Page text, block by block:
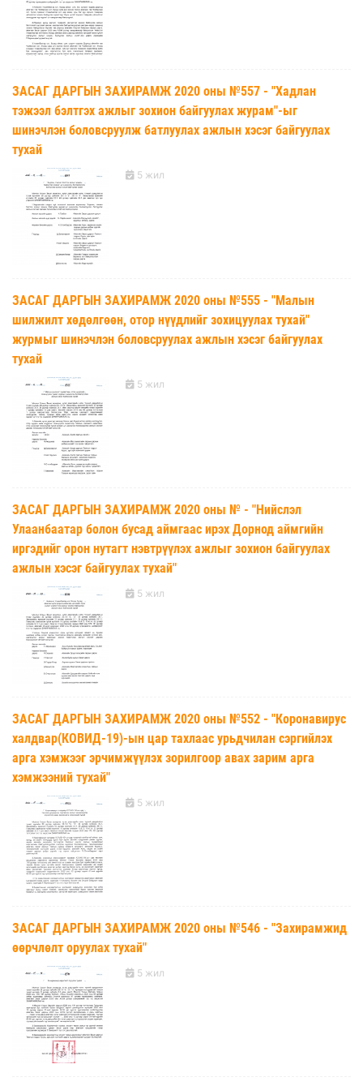
ЗАСАГ ДАРГЫН ЗАХИРАМЖ 2020 оны №557 - "Хадлан
тэжээл бэлтгэх ажлыг зохион байгуулах журам"-ыг
шинэчлэн боловсруулж батлуулах ажлын хэсэг байгуулах
тухай
5 жил
ЗАСАГ ДАРГЫН ЗАХИРАМЖ 2020 оны №555 - "Малын
шилжилт хөдөлгөөн, отор нүүдлийг зохицуулах тухай"
журмыг шинэчлэн боловсруулах ажлын хэсэг байгуулах
тухай
5 жил
ЗАСАГ ДАРГЫН ЗАХИРАМЖ 2020 оны № - "Нийслэл
Улаанбаатар болон бусад аймгаас ирэх Дорнод аймгийн
иргэдийг орон нутагт нэвтрүүлэх ажлыг зохион байгуулах
ажлын хэсэг байгуулах тухай"
5 жил
ЗАСАГ ДАРГЫН ЗАХИРАМЖ 2020 оны №552 - "Коронавирус
халдвар(КОВИД-19)-ын цар тахлаас урьдчилан сэргийлэх
арга хэмжээг эрчимжүүлэх зорилгоор авах зарим арга
хэмжээний тухай"
5 жил
ЗАСАГ ДАРГЫН ЗАХИРАМЖ 2020 оны №546 - "Захирамжид
өөрчлөлт оруулах тухай"
5 жил